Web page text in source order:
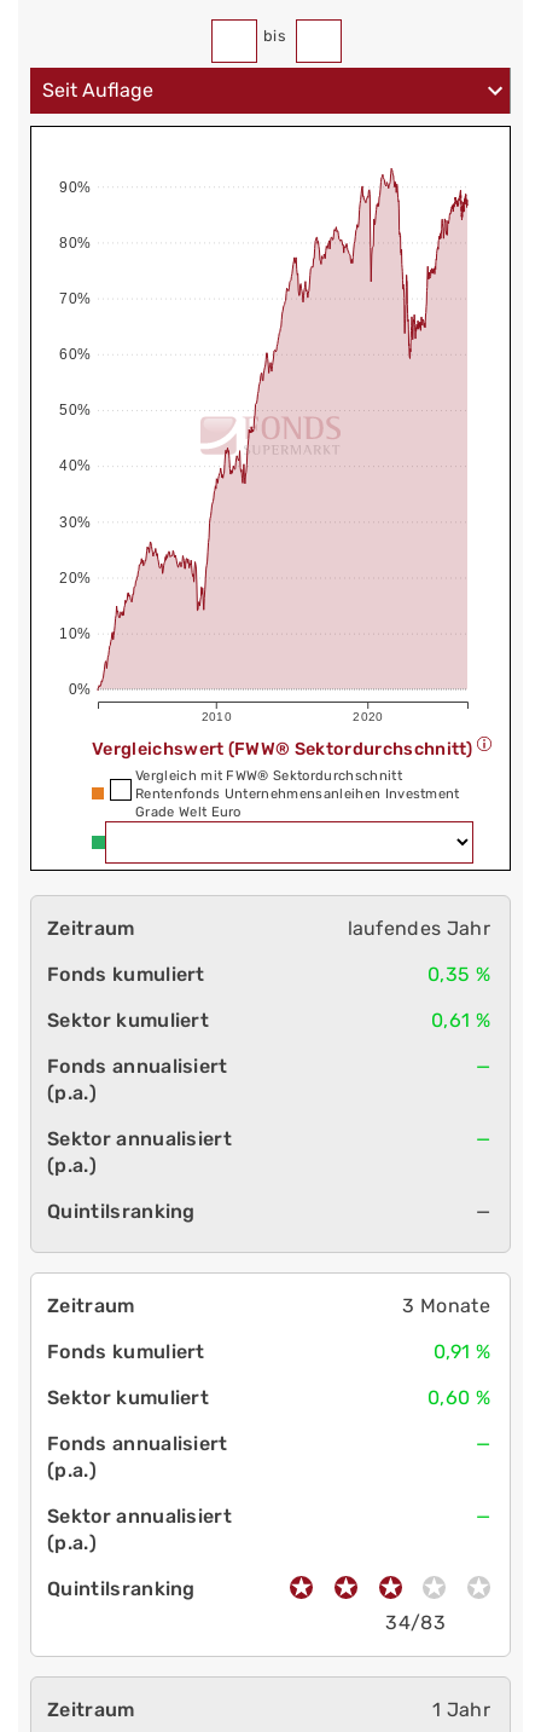
bis
2010 2020
0%
10%
20%
30%
40%
50%
60%
70%
80%
90%
Vergleichswert (FWW® Sektordurchschnitt)
Vergleich mit FWW® Sektordurchschnitt
Rentenfonds Unternehmensanleihen Investment
Grade Welt Euro
laufendes Jahr
0,35 %
0,61 %
—
—
—
3 Monate
0,91 %
0,60 %
—
—
34/83
1 Jahr